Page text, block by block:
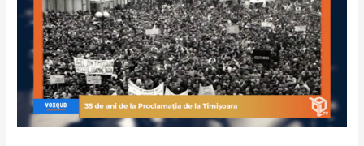
de
Proclamația
la
Timișoara